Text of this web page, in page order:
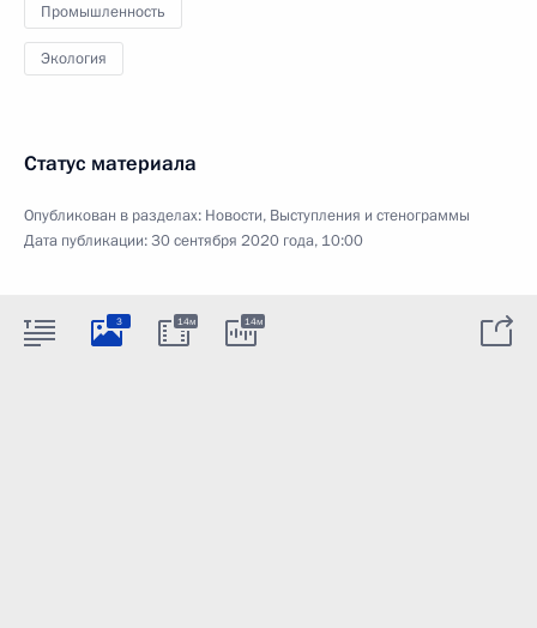
Промышленность
Экология
Статус материала
Опубликован в разделах: Новости, Выступления и стенограммы
Дата публикации:30 сентября 2020 года, 10:00
3 14м 14м